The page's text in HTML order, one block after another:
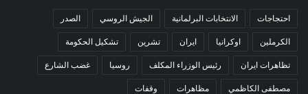
احتجاجات الانتخابات البرلمانية الجيش الروسي الصدر
الكرملين اوكرانيا ايران تشرين تشكيل الحكومة
تظاهرات ايران رئيس الوزراء المكلف روسيا غضب الشارع
مصطفى الكاظمي مظاهرات وقفات